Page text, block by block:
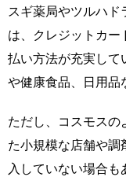
スギ薬局やツルハ
は、クレジットカー
払い方法が充実して
や健康食品、日用品
ただし、コスモスの
た小規模な店舗や調
入していない場合も